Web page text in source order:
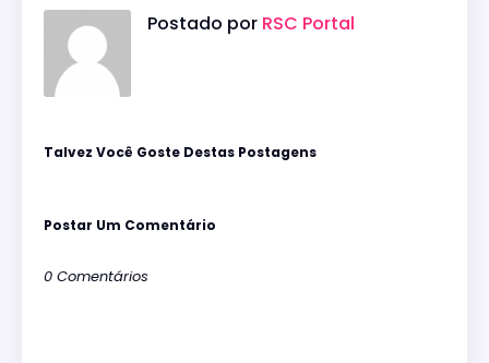
Postado por RSC Portal
Talvez Você Goste Destas Postagens
Postar Um Comentário
0 Comentários